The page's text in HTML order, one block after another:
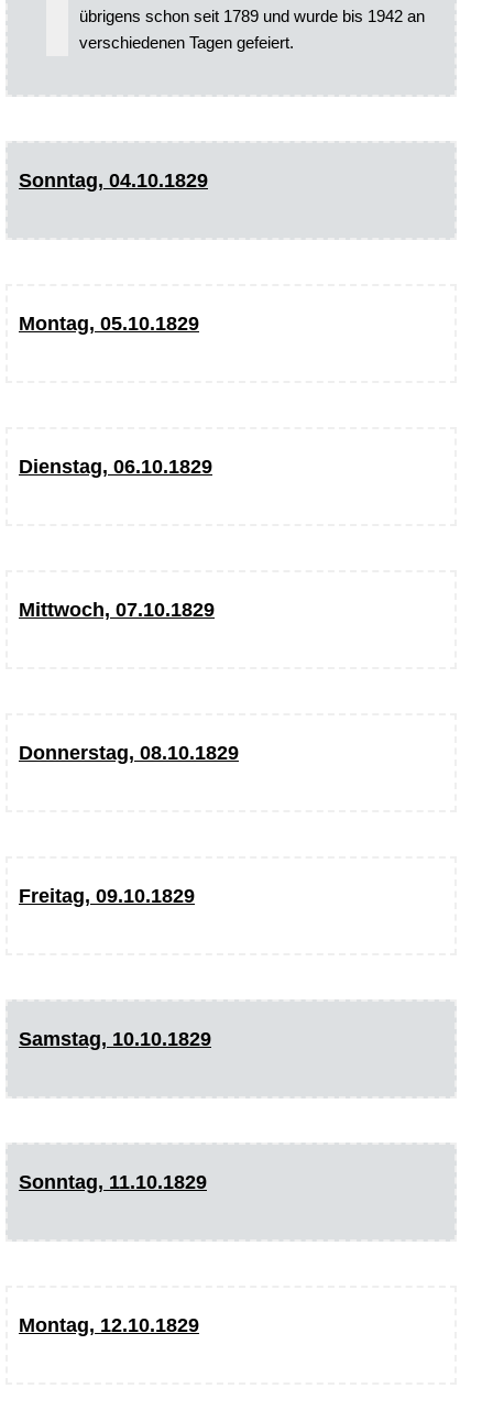
übrigens schon seit 1789 und wurde bis 1942 an
verschiedenen Tagen gefeiert.
Sonntag, 04.10.1829
Montag, 05.10.1829
Dienstag, 06.10.1829
Mittwoch, 07.10.1829
Donnerstag, 08.10.1829
Freitag, 09.10.1829
Samstag, 10.10.1829
Sonntag, 11.10.1829
Montag, 12.10.1829